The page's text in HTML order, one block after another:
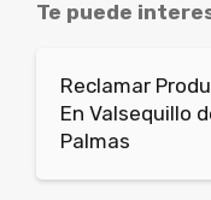
Te puede
Reclamar
En Valsequillo
Palmas